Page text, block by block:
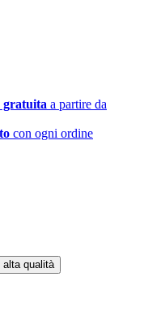
gratuita a partire da
con ogni ordine